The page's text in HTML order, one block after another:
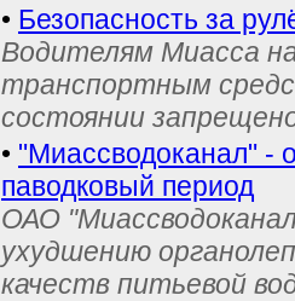
• Безопасность за
Водителям Миасса
транспортным
состоянии
• "Миассводоканал" -
паводковый период
ОАО
ухудшению
качеств питьевой